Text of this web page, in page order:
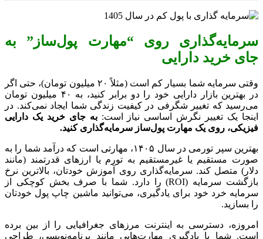
سرمایه‌گذاری روی “مهارت پول‌ساز” به
جای خرید دارایی
وقتی سرمایه شما بسیار کم است (مثلاً ۲۰ میلیون تومان)، حتی اگر
در بهترین بازار دارایی خود را دو برابر کنید، به ۴۰ میلیون تومان
می‌رسید که تغییر شگرفی در کیفیت زندگی شما ایجاد نمی‌کند. در
اینجا یک تغییر نگرش اساسی نیاز است:به جای خرید یک دارایی
فیزیکی، روی یک مهارت پول‌ساز سرمایه‌گذاری کنید.
بهترین سپر تورمی در سال ۱۴۰۵، مهارتی است که درآمد شما را به
صورت مستقیم یا غیرمستقیم به تورم یا ارزهای قدرتمند (مانند
دلار) متصل کند. سرمایه‌گذاری روی آموزش خودتان، بالاترین نرخ
بازگشت سرمایه (ROI) را دارد. شما با صرف بخش کوچکی از
سرمایه خرد خود برای یادگیری، می‌توانید ماشین چاپ پول خودتان
را بسازید.
امروزه، دسترسی به اینترنت مرزهای جغرافیایی را از بین برده
است. شما با یادگیری مهارت‌هایی مانند برنامه‌نویسی، طراحی